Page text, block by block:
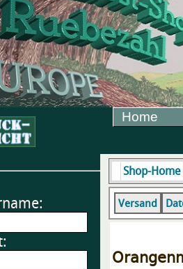
Home
Shop-Home
Versand